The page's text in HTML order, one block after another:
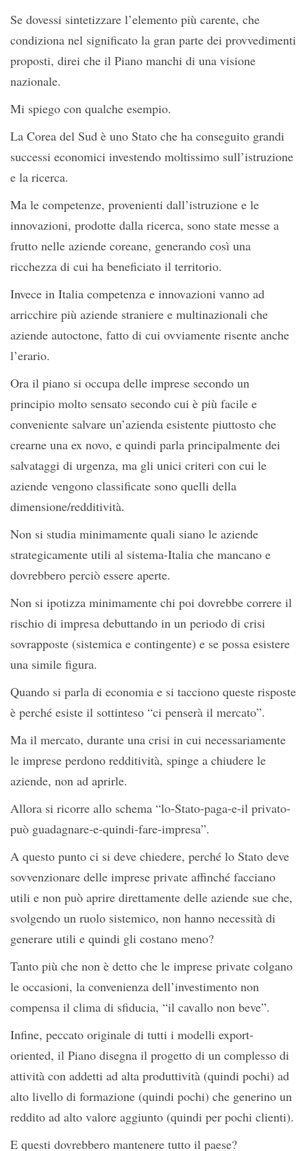
Se dovessi sintetizzare l’elemento più carente, che
condiziona nel significato la gran parte dei provvedimenti
proposti, direi che il Piano manchi di una visione
nazionale.
Mi spiego con qualche esempio.
La Corea del Sud è uno Stato che ha conseguito grandi
successi economici investendo moltissimo sull’istruzione
e la ricerca.
Ma le competenze, provenienti dall’istruzione e le
innovazioni, prodotte dalla ricerca, sono state messe a
frutto nelle aziende coreane, generando così una
ricchezza di cui ha beneficiato il territorio.
Invece in Italia competenza e innovazioni vanno ad
arricchire più aziende straniere e multinazionali che
aziende autoctone, fatto di cui ovviamente risente anche
l’erario.
Ora il piano si occupa delle imprese secondo un
principio molto sensato secondo cui è più facile e
conveniente salvare un’azienda esistente piuttosto che
crearne una ex novo, e quindi parla principalmente dei
salvataggi di urgenza, ma gli unici criteri con cui le
aziende vengono classificate sono quelli della
dimensione/redditività.
Non si studia minimamente quali siano le aziende
strategicamente utili al sistema-Italia che mancano e
dovrebbero perciò essere aperte.
Non si ipotizza minimamente chi poi dovrebbe correre il
rischio di impresa debuttando in un periodo di crisi
sovrapposte (sistemica e contingente) e se possa esistere
una simile figura.
Quando si parla di economia e si tacciono queste risposte
è perché esiste il sottinteso “ci penserà il mercato”.
Ma il mercato, durante una crisi in cui necessariamente
le imprese perdono redditività, spinge a chiudere le
aziende, non ad aprirle.
Allora si ricorre allo schema “lo-Stato-paga-e-il privato-
può guadagnare-e-quindi-fare-impresa”.
A questo punto ci si deve chiedere, perché lo Stato deve
sovvenzionare delle imprese private affinché facciano
utili e non può aprire direttamente delle aziende sue che,
svolgendo un ruolo sistemico, non hanno necessità di
generare utili e quindi gli costano meno?
Tanto più che non è detto che le imprese private colgano
le occasioni, la convenienza dell’investimento non
compensa il clima di sfiducia, “il cavallo non beve”.
Infine, peccato originale di tutti i modelli export-
oriented, il Piano disegna il progetto di un complesso di
attività con addetti ad alta produttività (quindi pochi) ad
alto livello di formazione (quindi pochi) che generino un
reddito ad alto valore aggiunto (quindi per pochi clienti).
E questi dovrebbero mantenere tutto il paese?